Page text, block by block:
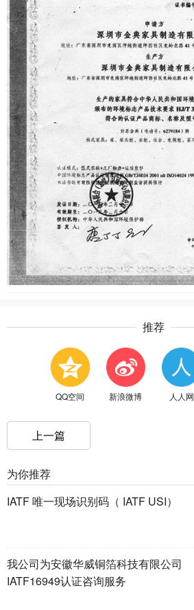
推荐
QQ空间 新浪微博 人人网
上一篇
为你推荐
IATF 唯一现场识别码（ IATF USI）
我公司为安徽华威铜箔科技有限公司
IATF16949认证咨询服务